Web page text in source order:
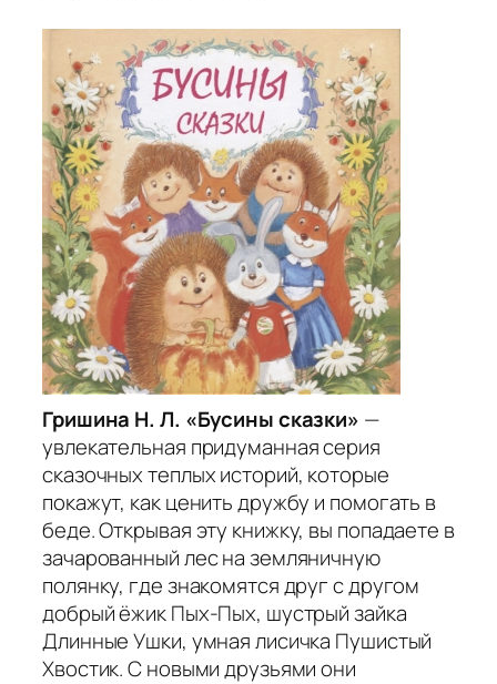
Гришина Н. Л. «Бусины сказки» —
увлекательная придуманная серия
сказочных теплых историй, которые
покажут, как ценить дружбу и помогать в
беде. Открывая эту книжку, вы попадаете в
зачарованный лес на земляничную
полянку, где знакомятся друг с другом
добрый ёжик Пых-Пых, шустрый зайка
Длинные Ушки, умная лисичка Пушистый
Хвостик. С новыми друзьями они